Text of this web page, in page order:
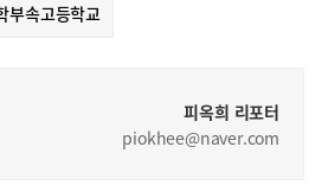
부속고등학교
피옥희 리포터
piokhee@naver.com